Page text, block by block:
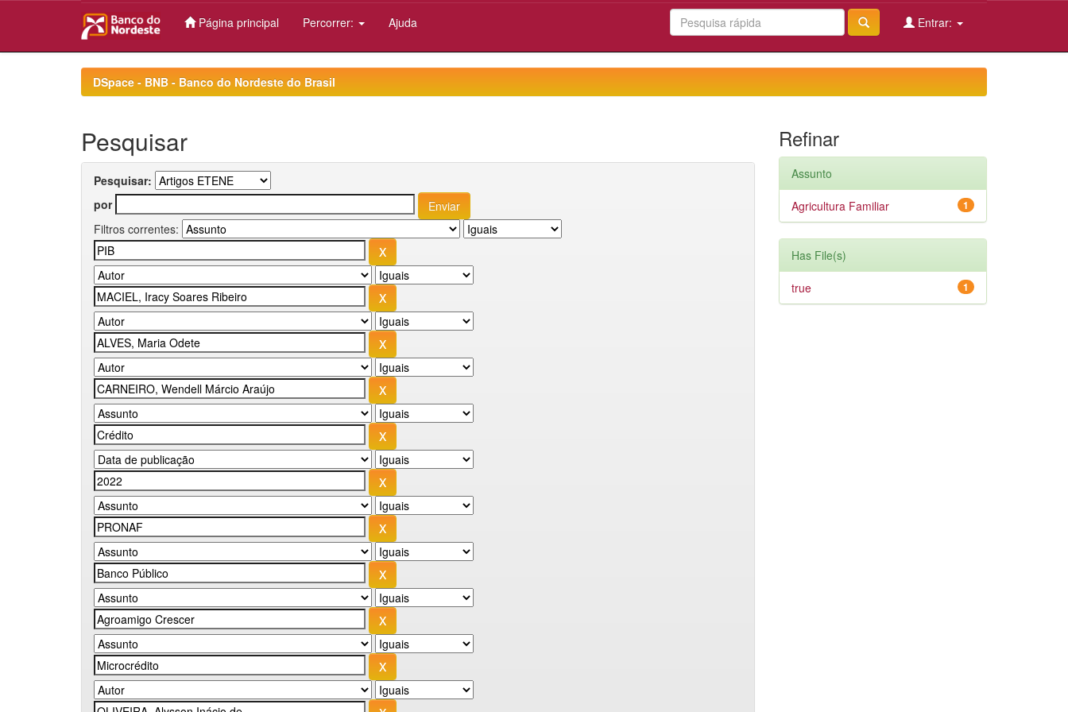
Página principal Percorrer: Ajuda Entrar:
DSpace - BNB - Banco do Nordeste do Brasil
Pesquisar
Pesquisar:
por
Filtros correntes:
Refinar
Assunto
1
Agricultura Familiar
Has File(s)
1
true